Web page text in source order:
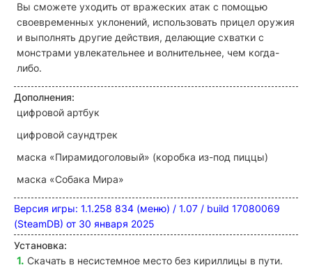
Вы сможете уходить от вражеских атак с помощью
своевременных уклонений, использовать прицел оружия
и выполнять другие действия, делающие схватки с
монстрами увлекательнее и волнительнее, чем когда-
либо.
Дополнения:
цифровой артбук
цифровой саундтрек
маска «Пирамидоголовый» (коробка из-под пиццы)
маска «Собака Мира»
Версия игры: 1.1.258 834 (меню) / 1.07 / build 17080069
(SteamDB) от 30 января 2025
Установка:
Скачать в несистемное место без кириллицы в пути.